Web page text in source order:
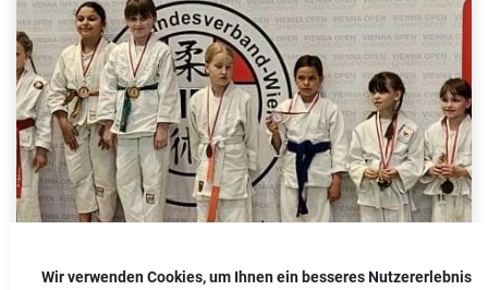
Wir verwenden Cookies, um Ihnen ein besseres Nutzererlebnis